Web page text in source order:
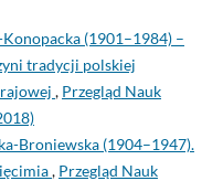
Konopacka (1901–1984) –
tradycji polskiej
, Przegląd Nauk
Broniewska (1904–1947).
, Przegląd Nauk